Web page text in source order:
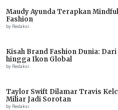
Maudy Ayunda Terapkan
Fashion
by Redaksi
Kisah Brand Fashion Dunia: Dari
hingga Ikon Global
by Redaksi
Taylor Swift Dilamar Travis
Miliar Jadi Sorotan
by Redaksi